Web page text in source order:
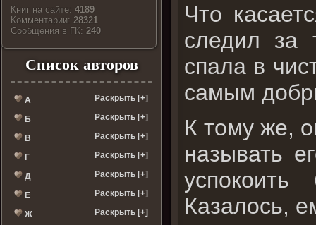
Книг на сайте:4189
Комментарии:28321
Cообщения в ГК:240
Список авторов
А Раскрыть [+]
Б Раскрыть [+]
В Раскрыть [+]
Г Раскрыть [+]
Д Раскрыть [+]
Е Раскрыть [+]
Ж Раскрыть [+]
Что
следил за
спала в
самым
К тому же,
называть
Казалось,